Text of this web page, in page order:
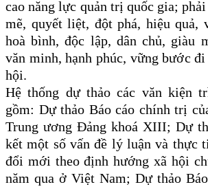
cao năng lực quản trị quốc gia;
mẽ, quyết liệt, đột phá, hiệu quả,
hoà bình, độc lập, dân chủ, giàu
văn minh, hạnh phúc, vững bước
hội.
Hệ thống dự thảo các văn kiện
gồm: Dự thảo Báo cáo chính trị
Trung ương Đảng khoá XIII; Dự
kết một số vấn đề lý luận và thực
đổi mới theo định hướng xã hội
năm qua ở Việt Nam; Dự thảo